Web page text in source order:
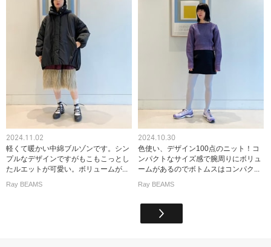
2024.11.02
軽くて暖かい中綿ブルゾンです。シン
プルなデザインですがもこもこっとし
たルエットが可愛い。ボリュームが...
Ray BEAMS
2024.10.30
色使い、デザイン100点のニット！コ
ンパクトなサイズ感で腕周りにボリュ
ームがあるのでボトムスはコンパク...
Ray BEAMS